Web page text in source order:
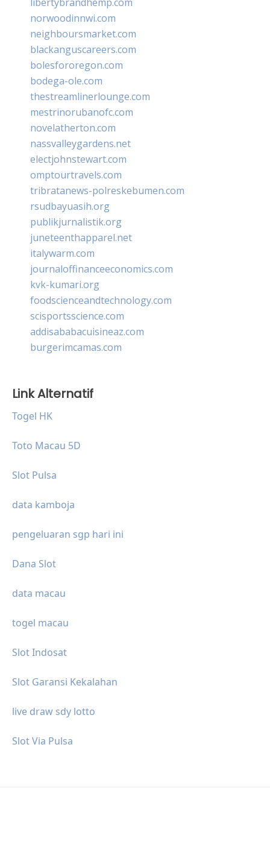
norwoodinnwi.com
neighboursmarket.com
blackanguscareers.com
bolesfororegon.com
bodega-ole.com
thestreamlinerlounge.com
mestrinorubanofc.com
novelatherton.com
nassvalleygardens.net
electjohnstewart.com
omptourtravels.com
tribratanews-polreskebumen.com
rsudbayuasih.org
publikjurnalistik.org
juneteenthapparel.net
italywarm.com
journaloffinanceeconomics.com
kvk-kumari.org
foodscienceandtechnology.com
scisportsscience.com
addisababacuisineaz.com
burgerimcamas.com
Link Alternatif
Togel HK
Toto Macau 5D
Slot Pulsa
data kamboja
pengeluaran sgp hari ini
Dana Slot
data macau
togel macau
Slot Indosat
Slot Garansi Kekalahan
live draw sdy lotto
Slot Via Pulsa